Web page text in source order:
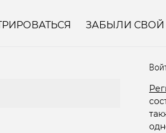
ЗАБЫЛИ СВОЙ